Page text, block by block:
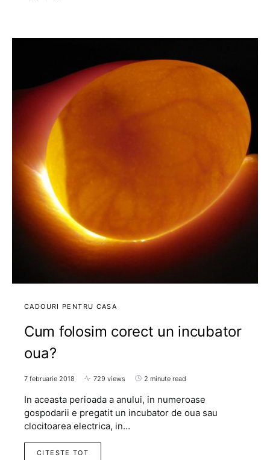
CADOURI PENTRU CASA
Cum folosim corect un incubator
oua?
7 februarie 2018 729 views 2 minute read
In aceasta perioada a anului, in numeroase
gospodarii e pregatit un incubator de oua sau
clocitoarea electrica, in…
CITESTE TOT